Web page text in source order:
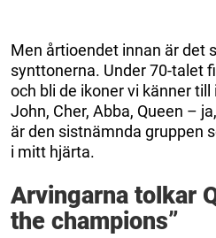
Men årtioendet innan är det
synttonerna. Under 70-talet
och bli de ikoner vi känner till
John, Cher, Abba, Queen –
är den sistnämnda gruppen
i mitt hjärta.
Arvingarna tolkar
the champions”